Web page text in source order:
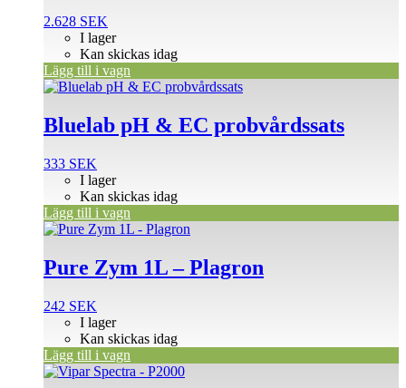
2.628 SEK
I lager
Kan skickas idag
Lägg till i vagn
Bluelab pH & EC probvårdssats
333 SEK
I lager
Kan skickas idag
Lägg till i vagn
Pure Zym 1L – Plagron
242 SEK
I lager
Kan skickas idag
Lägg till i vagn